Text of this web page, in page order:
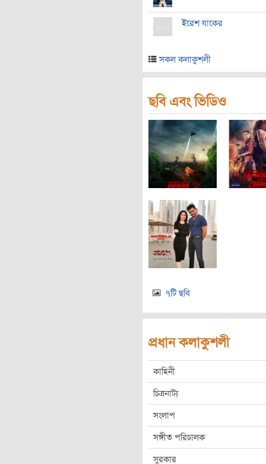
ইরেশ যাকের
সকল কলাকুশলী
ছবি এবং ভিডিও
৭টি ছবি
প্রধান কলাকুশলী
কাহিনী
চিত্রনাট্য
সংলাপ
সঙ্গীত পরিচালক
সুরকার